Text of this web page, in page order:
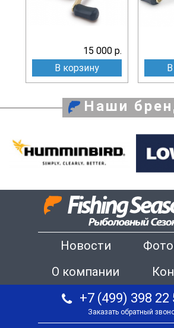
15 000 р.
В корзину
Наши
Новости
О компании
+7 (499) 398 22
Заказать обратный